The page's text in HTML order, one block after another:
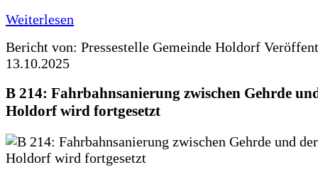
Weiterlesen
Bericht von: Pressestelle Gemeinde Holdorf
13.10.2025
B 214: Fahrbahnsanierung zwischen Gehrde
Holdorf wird fortgesetzt